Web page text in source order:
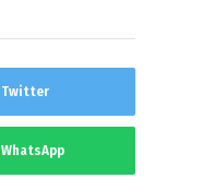
Twitter
WhatsApp